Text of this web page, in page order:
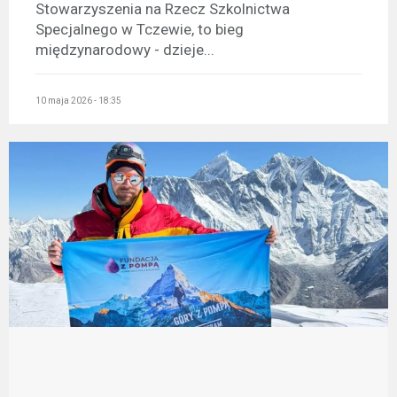
Stowarzyszenia na Rzecz Szkolnictwa
Specjalnego w Tczewie, to bieg
międzynarodowy - dzieje...
10 maja 2026 - 18:35